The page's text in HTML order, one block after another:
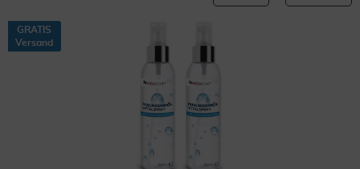
GRATIS
Versand